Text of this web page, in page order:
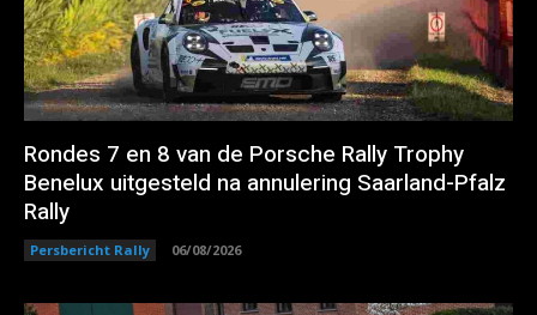
Rondes 7 en 8 van de Porsche Rally Trophy
Benelux uitgesteld na annulering Saarland-Pfalz
Rally
Persbericht Rally 06/08/2026